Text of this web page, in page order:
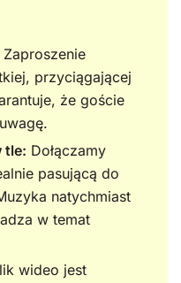
Zaproszenie
przyciągającej
że goście
tle: Dołączamy
pasującą do
natychmiast
w temat
wideo jest